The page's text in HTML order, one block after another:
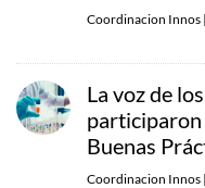
Coordinacion Innos |
La voz de
Buenas
Coordinacion Innos |